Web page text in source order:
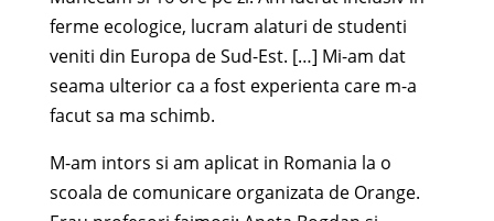
ferme ecologice, lucram alaturi de studenti
veniti din Europa de Sud-Est. […] Mi-am dat
seama ulterior ca a fost experienta care m-a
facut sa ma schimb.
M-am intors si am aplicat in Romania la o
scoala de comunicare organizata de Orange.